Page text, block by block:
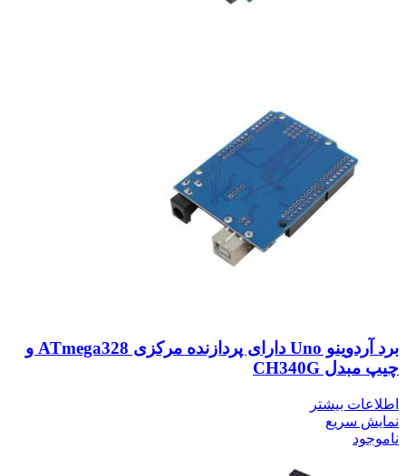
برد آردوینو Uno دارای پردازنده مرکزی ATmega328 و
چیپ مبدل CH340G
اطلاعات بیشتر
نمایش سریع
ناموجود